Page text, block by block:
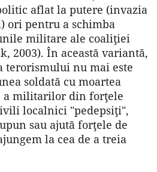
aflat la putere (invazia
ori pentru a schimba
militare ale coaliţiei
2003). În această variantă,
terorismului nu mai este
soldată cu moartea
a militarilor din forţele
localnici "pedepsiţi",
sau ajută forţele de
la cea de a treia